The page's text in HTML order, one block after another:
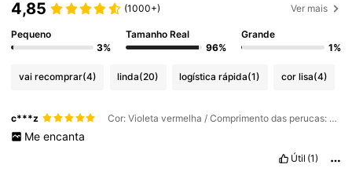
4,85 (1000+) Ver mais
Pequeno
3%
Tamanho Real
96%
Grande
1%
vai recomprar(4) linda(20) logística rápida(1) cor lisa(4)
c***z Cor: Violeta vermelha / Comprimento das perucas: 12 Inch
Me encanta
Útil (1)